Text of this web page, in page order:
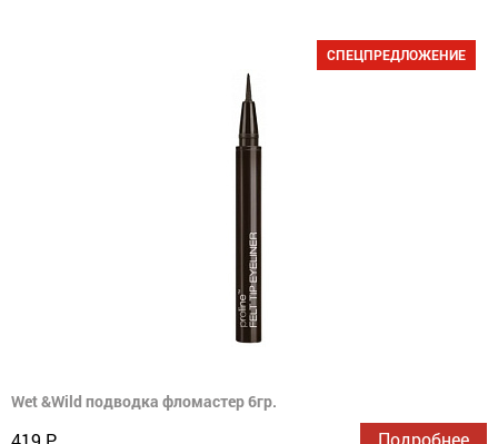
СПЕЦПРЕДЛОЖЕНИЕ
Wet &Wild подводка фломастер 6гр.